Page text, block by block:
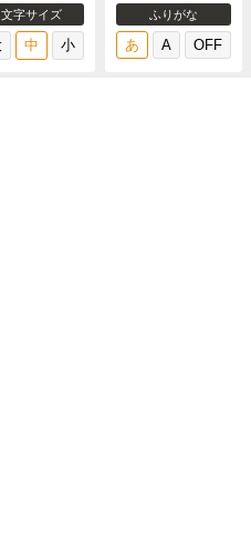
文字サイズ ふりがな